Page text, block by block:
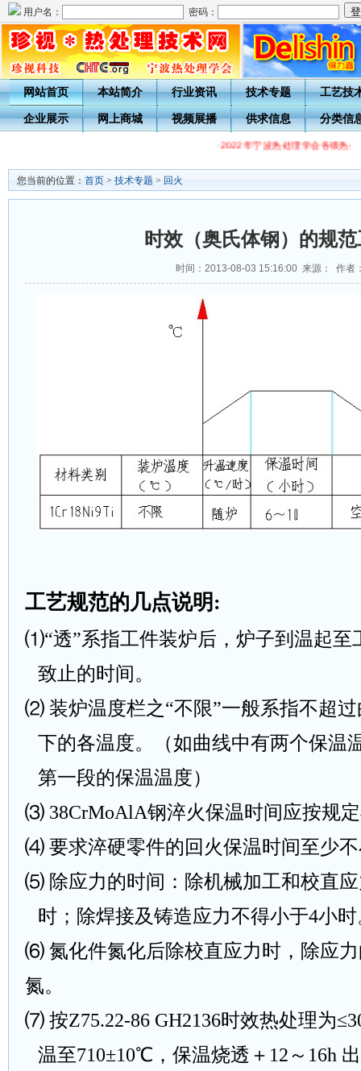
用户名： 密码：
网站首页 本站简介 行业资讯 技术专题 工艺技
企业展示 网上商城 视频展播 供求信息 分类信
2022年宁波热处理学会各级热处
您当前的位置： 首页 > 技术专题 > 回火
时效（奥氏体钢）的规
时间：2013-08-03 15:16:00 来源： 作者
工艺规范的几点说明 :
⑴“透”系指工件装炉后，炉子到温起至
致止的时间。
⑵ 装炉温度栏之“不限”一般系指不超
下的各温度。（如曲线中有两个保温
第一段的保温温度）
⑶ 38CrMoAlA钢淬火保温时间应按规
⑷ 要求淬硬零件的回火保温时间至少
⑸ 除应力的时间：除机械加工和校直
时；除焊接及铸造应力不得小于4小时
⑹ 氮化件氮化后除校直应力时，除应
氮。
⑺ 按Z75.22-86 GH2136时效热处理为≤
温至710±10℃，保温烧透＋ 12 ～ 16h